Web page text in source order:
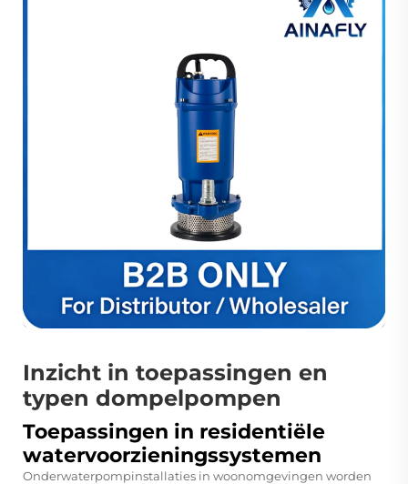
Inzicht in toepassingen en
typen dompelpompen
Toepassingen in residentiële
watervoorzieningssystemen
Onderwaterpompinstallaties in woonomgevingen worden